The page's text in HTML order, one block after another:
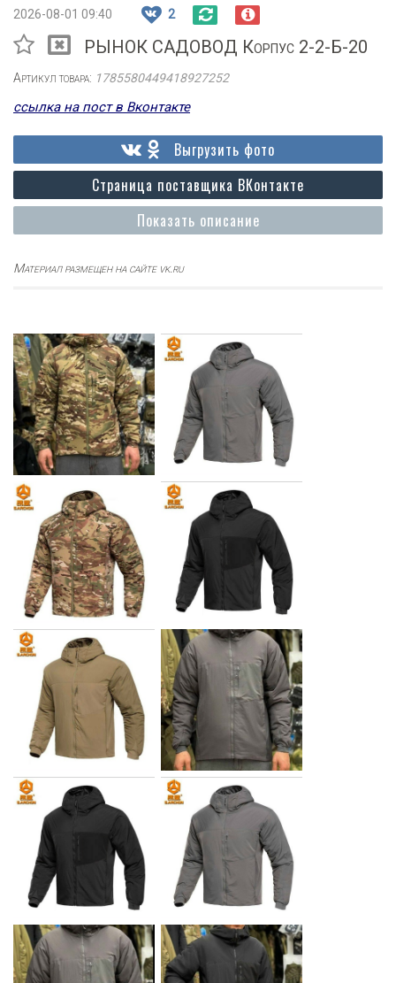
2026-08-01 09:40 2
РЫНОК САДОВОД Корпус 2-2-Б-20
Артикул товара: 1785580449418927252
ссылка на пост в Вконтакте
Показать описание
Страница поставщика ВКонтакте
Выгрузить фото
Материал размещен на сайте vk.ru